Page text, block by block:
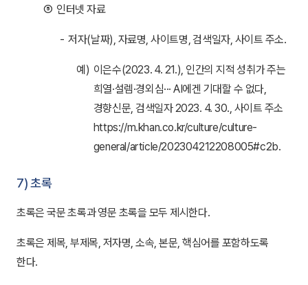
⑤ 인터넷 자료
- 저자(날짜), 자료명, 사이트명, 검색일자, 사이트 주소.
예) 이은수(2023. 4. 21.), 인간의 지적 성취가 주는
희열·설렘·경외심··· AI에겐 기대할 수 없다,
경향신문, 검색일자 2023. 4. 30., 사이트 주소
https://m.khan.co.kr/culture/culture-
general/article/202304212208005#c2b.
7) 초록
초록은 국문 초록과 영문 초록을 모두 제시한다.
초록은 제목, 부제목, 저자명, 소속, 본문, 핵심어를 포함하도록
한다.